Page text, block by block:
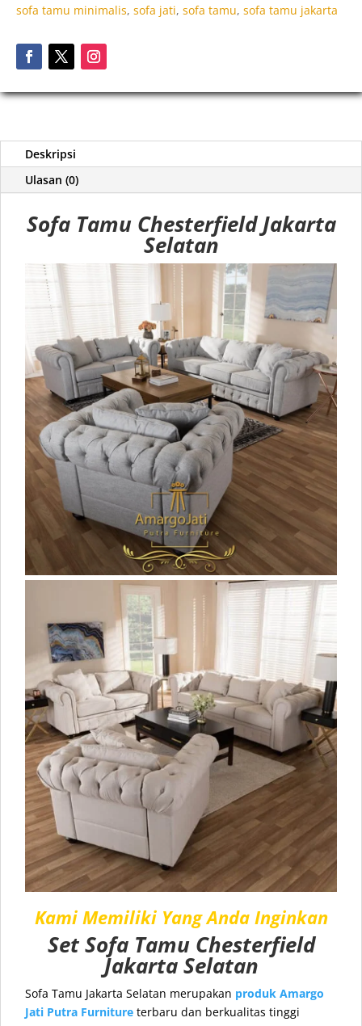
sofa tamu minimalis, sofa jati, sofa tamu, sofa tamu jakarta
Deskripsi
Ulasan (0)
Sofa Tamu Chesterfield Jakarta
Selatan
Kami Memiliki Yang Anda Inginkan
Set Sofa Tamu Chesterfield
Jakarta Selatan
Sofa Tamu Jakarta Selatan merupakan produk Amargo
Jati Putra Furniture terbaru dan berkualitas tinggi